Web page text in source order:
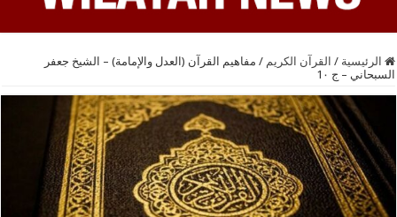
الرئيسية / القرآن الكريم / مفاهيم القرآن (العدل والإمامة) – الشيخ جعفر
السبحاني – ج 1٠